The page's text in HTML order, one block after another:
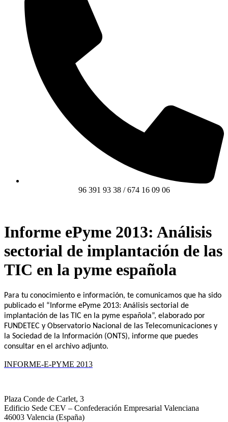
96 391 93 38 / 674 16 09 06
Informe ePyme 2013: Análisis
sectorial de implantación de las
TIC en la pyme española
Para tu conocimiento e información, te comunicamos que ha sido
publicado el “Informe ePyme 2013: Análisis sectorial de
implantación de las TIC en la pyme española”, elaborado por
FUNDETEC y Observatorio Nacional de las Telecomunicaciones y
la Sociedad de la Información (ONTS), informe que puedes
consultar en el archivo adjunto.
INFORME-E-PYME 2013
Plaza Conde de Carlet, 3
Edificio Sede CEV – Confederación Empresarial Valenciana
46003 Valencia (España)